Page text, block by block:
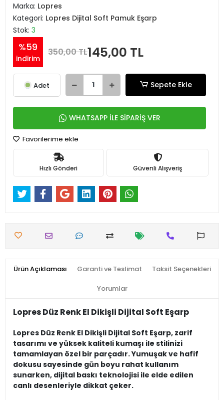
Marka: Lopres
Kategori: Lopres Dijital Soft Pamuk Eşarp
Stok: 3
%59
indirim
350,00 TL145,00 TL
Adet Sepete Ekle
WHATSAPP İLE SİPARİŞ VER
Favorilerime ekle
Hızlı Gönderi Güvenli Alışveriş
Ürün Açıklaması Garanti ve Teslimat Taksit Seçenekleri
Yorumlar
Lopres Düz Renk El Dikişli Dijital Soft Eşarp
Lopres Düz Renk El Dikişli Dijital Soft Eşarp, zarif
tasarımı ve yüksek kaliteli kumaşı ile stilinizi
tamamlayan özel bir parçadır. Yumuşak ve hafif
dokusu sayesinde gün boyu rahat kullanım
sunarken, dijital baskı teknolojisi ile elde edilen
canlı desenleriyle dikkat çeker.